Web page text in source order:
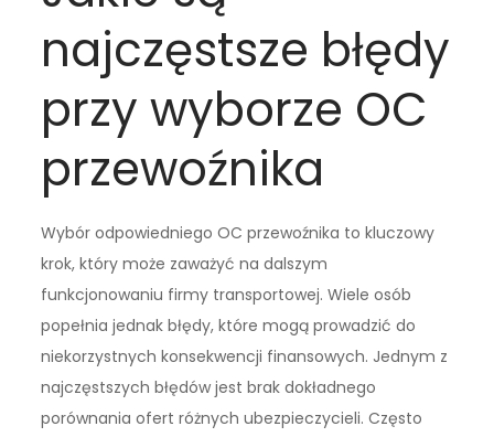
najczęstsze błędy
przy wyborze OC
przewoźnika
Wybór odpowiedniego OC przewoźnika to kluczowy
krok, który może zaważyć na dalszym
funkcjonowaniu firmy transportowej. Wiele osób
popełnia jednak błędy, które mogą prowadzić do
niekorzystnych konsekwencji finansowych. Jednym z
najczęstszych błędów jest brak dokładnego
porównania ofert różnych ubezpieczycieli. Często